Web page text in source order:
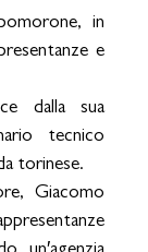
in
e
dalla sua
tecnico
torinese.
Giacomo